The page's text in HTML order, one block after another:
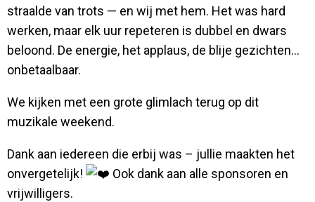
straalde van trots — en wij met hem. Het was hard
werken, maar elk uur repeteren is dubbel en dwars
beloond. De energie, het applaus, de blije gezichten…
onbetaalbaar.
We kijken met een grote glimlach terug op dit
muzikale weekend.
Dank aan iedereen die erbij was – jullie maakten het
onvergetelijk!
Ook dank aan alle sponsoren en
vrijwilligers.